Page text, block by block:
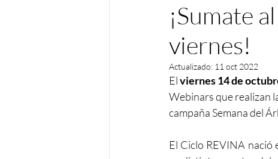
¡Sumate
viernes!
Actualizado: 11 oct 2022
El viernes 14 de
Webinars que realizan
campaña Semana del
El Ciclo REVINA nació